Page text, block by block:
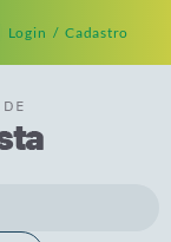
Login / Cadastro